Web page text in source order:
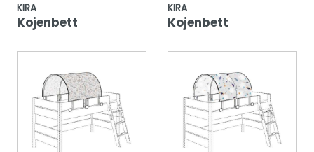
KIRA
Kojenbett
KIRA
Kojenbett